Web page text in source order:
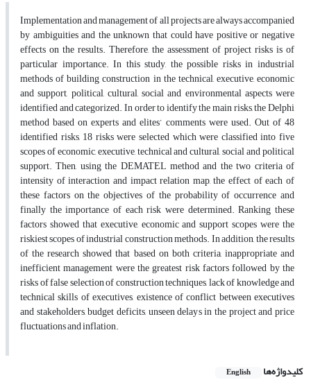
Implementation and management of all projects are always accompanied
by ambiguities and the unknown that could have positive or negative
effects on the results. Therefore, the assessment of project risks is of
particular importance. In this study, the possible risks in industrial
methods of building construction in the technical, executive, economic
and support, political, cultural, social and environmental aspects were
identified and categorized. In order to identify the main risks, the Delphi
method based on experts and elites’ comments were used. Out of 48
identified risks, 18 risks were selected which were classified into five
scopes of economic, executive, technical and cultural, social and political
support. Then, using the DEMATEL method and the two criteria of
intensity of interaction and impact relation map, the effect of each of
these factors on the objectives of the probability of occurrence and
finally the importance of each risk were determined. Ranking these
factors showed that executive, economic and support scopes were the
riskiest scopes of industrial construction methods. In addition, the results
of the research showed that based on both criteria, inappropriate and
inefficient management were the greatest risk factors followed by the
risks of false selection of construction techniques, lack of knowledge and
technical skills of executives, existence of conflict between executives
and stakeholders, budget deficits, unseen delays in the project and price
fluctuations and inflation.
کلیدواژه‌ها English